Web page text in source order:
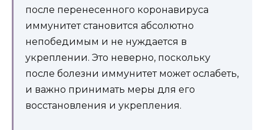
после перенесенного коронавируса
иммунитет становится абсолютно
непобедимым и не нуждается в
укреплении. Это неверно, поскольку
после болезни иммунитет может ослабеть,
и важно принимать меры для его
восстановления и укрепления.